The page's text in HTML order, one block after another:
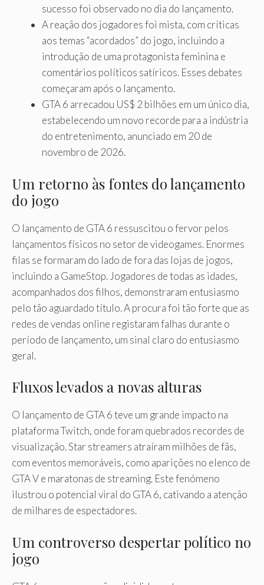
sucesso foi observado no dia do lançamento.
A reação dos jogadores foi mista, com críticas
aos temas “acordados” do jogo, incluindo a
introdução de uma protagonista feminina e
comentários políticos satíricos. Esses debates
começaram após o lançamento.
GTA 6 arrecadou US$ 2 bilhões em um único dia,
estabelecendo um novo recorde para a indústria
do entretenimento, anunciado em 20 de
novembro de 2026.
Um retorno às fontes do lançamento
do jogo
O lançamento de GTA 6 ressuscitou o fervor pelos
lançamentos físicos no setor de videogames. Enormes
filas se formaram do lado de fora das lojas de jogos,
incluindo a GameStop. Jogadores de todas as idades,
acompanhados dos filhos, demonstraram entusiasmo
pelo tão aguardado título. A procura foi tão forte que as
redes de vendas online registaram falhas durante o
período de lançamento, um sinal claro do entusiasmo
geral.
Fluxos levados a novas alturas
O lançamento de GTA 6 teve um grande impacto na
plataforma Twitch, onde foram quebrados recordes de
visualização. Star streamers atraíram milhões de fãs,
com eventos memoráveis, como aparições no elenco de
GTA V e maratonas de streaming. Este fenómeno
ilustrou o potencial viral do GTA 6, cativando a atenção
de milhares de espectadores.
Um controverso despertar político no
jogo